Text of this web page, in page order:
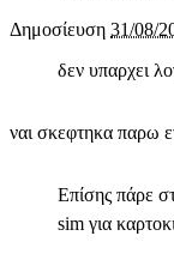
Δημοσίευση 31/08/
δεν υπαρχει
ναι σκεφτηκα παρω
Eπίσης πάρε
sim για